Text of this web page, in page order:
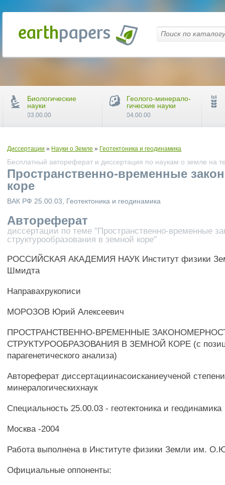
Диссертации » Науки о Земле » Геотектоника и геодинамика
Бесплатный автореферат и диссертация по наукам о земле на
Пространственно-временные
коре
ВАК РФ 25.00.03, Геотектоника и геодинамика
Автореферат
диссертации по теме "Пространственно-временные
структурообразования в земной коре"
РОССИЙСКАЯ АКАДЕМИЯ НАУК Институт физики
Шмидта
Направахрукописи
МОРОЗОВ Юрий Алексеевич
ПРОСТРАНСТВЕННО-ВРЕМЕННЫЕ
СТРУКТУРООБРАЗОВАНИЯ В ЗЕМНОЙ КОРЕ (с
парагенетического анализа)
Автореферат диссертациинасоисканиеученой
минералогическихнаук
Специальность 25.00.03 - геотектоника и геодинамика
Москва -2004
Работа выполнена в Институте физики Земли им.
Официальные оппоненты:
Биологические
науки
03.00.00
Геолого-минерало-
гические науки
04.00.00